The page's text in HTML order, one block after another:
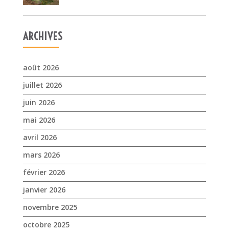
ARCHIVES
août 2026
juillet 2026
juin 2026
mai 2026
avril 2026
mars 2026
février 2026
janvier 2026
novembre 2025
octobre 2025